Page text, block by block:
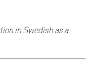
in Swedish as a